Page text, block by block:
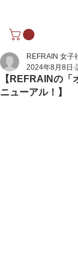
【REFRAINの「
ニューアル！】
REFRAIN 女子
2024年8月8日